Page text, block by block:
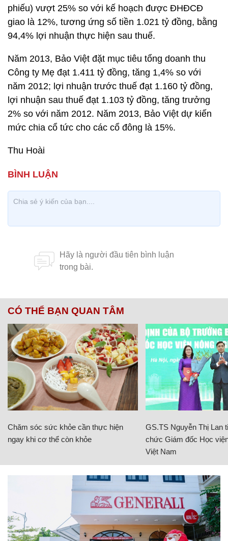
phiếu) vượt 25% so với kế hoạch được ĐHĐCĐ
giao là 12%, tương ứng số tiền 1.021 tỷ đồng, bằng
94,4% lợi nhuận thực hiện sau thuế.
Năm 2013, Bảo Việt đặt mục tiêu tổng doanh thu
Công ty Mẹ đạt 1.411 tỷ đồng, tăng 1,4% so với
năm 2012; lợi nhuận trước thuế đạt 1.160 tỷ đồng,
lợi nhuận sau thuế đạt 1.103 tỷ đồng, tăng trưởng
2% so với năm 2012. Năm 2013, Bảo Việt dự kiến
mức chia cổ tức cho các cổ đông là 15%.
Thu Hoài
CÓ THỂ BẠN QUAN TÂM
Chăm sóc sức khỏe cần thực hiện
ngay khi cơ thể còn khỏe
GS.TS Nguyễn Thị Lan
chức Giám đốc Học
Việt Nam